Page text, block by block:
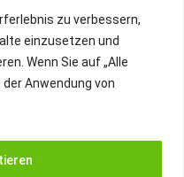
zu verbessern,
einzusetzen und
Wenn Sie auf „Alle
Anwendung von